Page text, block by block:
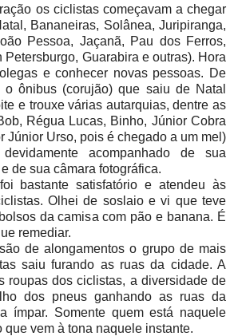
os ciclistas começavam a chegar
Bananeiras, Solânea, Juripiranga,
Pessoa, Jaçanã, Pau dos Ferros,
Petersburgo, Guarabira e outras). Hora
e conhecer novas pessoas. De
o ônibus (corujão) que saiu de Natal
e trouxe várias autarquias, dentre as
Régua Lucas, Binho, Júnior Cobra
Júnior Urso, pois é chegado a um mel)
acompanhado de sua
de sua câmara fotográfica.
bastante satisfatório e atendeu às
Olhei de soslaio e vi que teve
da camisa com pão e banana. É
remediar.
de alongamentos o grupo de mais
saiu furando as ruas da cidade. A
roupas dos ciclistas, a diversidade de
dos pneus ganhando as ruas da
ímpar. Somente quem está naquele
que vem à tona naquele instante.